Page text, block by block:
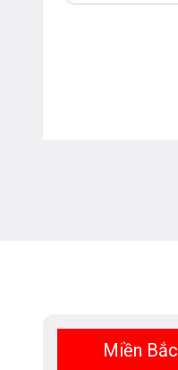
Miền Bắc